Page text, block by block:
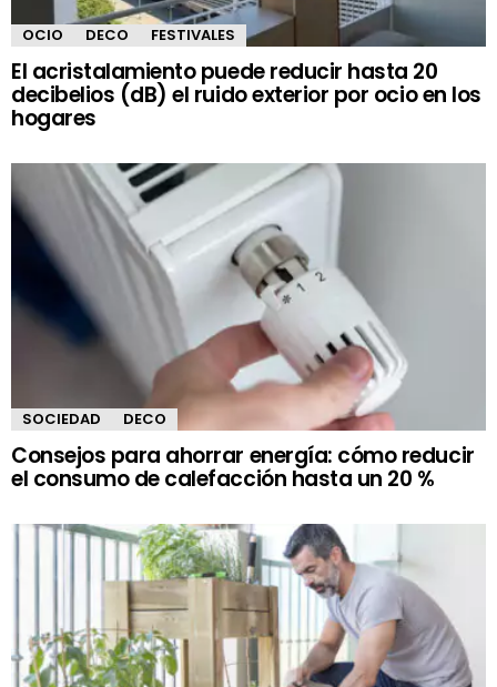
OCIO DECO FESTIVALES
El acristalamiento puede reducir hasta 20
decibelios (dB) el ruido exterior por ocio en los
hogares
SOCIEDAD DECO
Consejos para ahorrar energía: cómo reducir
el consumo de calefacción hasta un 20 %